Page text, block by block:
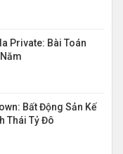
Private: Bài Toán
Bất Động Sản Kế
Thái Tỷ Đô